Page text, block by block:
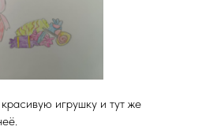
игрушку и тут же